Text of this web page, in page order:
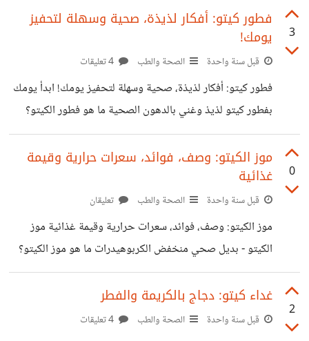
كراث أخضر مفروم (بديل البصل) 1 فص ثوم مهروس 2 ملعقة
عصير ليمون (اختياري، لتعزيز النكهة) طريقة التحضير: سخني
ملعقتين من زيت الزيتون في مقلاة غير لاصقة، ثم أضيفي
3
فطور كيتو: أفكار لذيذة، صحية وسهلة لتحفيز
يومك!
قبل سنة واحدة الصحة والطب
فطور كيتو: أفكار لذيذة، صحية وسهلة لتحفيز يومك! ابدأ يومك
بفطور كيتو لذيذ وغني بالدهون الصحية ما هو فطور الكيتو؟
فطور الكيتو هو وجبة إفطار منخفضة جدًا
في الكربوهيدرات وغنية بالدهون الصحية والبروتين، مصممة
للحفاظ على حالة الكيتوزية في الجسم. يساعد هذا النوع من
السكر في الدم توفير طاقة مستدامة من الدهون بدلًا من
السكريات دعم فقدان الوزن وحرق الدهون أفكار فطور كيتو
البيض، جبنة
0
موز الكيتو: وصف، فوائد، سعرات حرارية وقيمة
غذائية
قبل سنة واحدة الصحة والطب تعليقان
موز الكيتو: وصف، فوائد، سعرات حرارية وقيمة غذائية موز
الكيتو - بديل صحي منخفض الكربوهيدرات ما هو موز الكيتو؟
موز الكيتو هو بديل صحي للموز التقليدي، مصمم خصيصًا
ليناسب حمية الكيتو دايت (Keto Diet) التي تعتمد على تقليل
الكربوهيدرات وزيادة الدهون الصحية. لا يحتوي هذا الموز
2
غداء كيتو: دجاج بالكريمة والفطر
قبل سنة واحدة الصحة والطب